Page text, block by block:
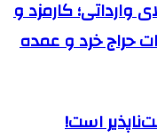
کارمزد و
حراج خرد و عمده
است!